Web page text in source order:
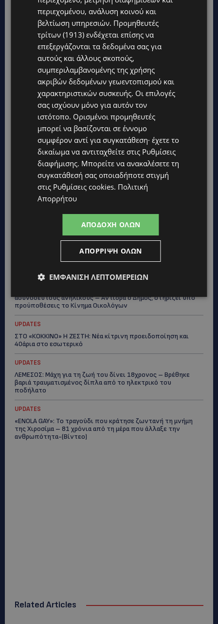
Topics
ΓΕΝΕΘΛΙΟΣ ΗΜΕΡΑ: Η ηλικία είναι μόνο ένας αριθμός – Οι
άνθρωποι και οι στιγμές είναι η πραγματική μας ιστορία
STORIES
ΕΛΕΝΑ ΑΝΤΩΝΙΑΔΟΥ: Αγώνας ζωής για τη 37χρονη μητέρα
τριών παιδιών – Έρανος για τη θεραπεία της στην Αγγλία
UPDATES
ΚΑΤΑΓΓΕΛΙΑ: Για άνδρα που φέρεται να παρενοχλούσε
γυναίκες στο Δασούδι – Σε εξέλιξη οι αστυνομικές έρευνες
ΛΕΥΚΩΣΙΑ: Γιατί ένας 16χρονος φέρεται να έβαλε φωτιά σε
UPDATES
ασυνόδευτους ανήλικους – Αντιδρά ο Δήμος, στηρίζει υπό
προϋποθέσεις το Κίνημα Οικολόγων
UPDATES
ΣΤΟ «ΚΟΚΚΙΝΟ» Η ΖΕΣΤΗ: Νέα κίτρινη προειδοποίηση και
40άρια στο εσωτερικό
UPDATES
ΛΕΜΕΣΟΣ: Μάχη για τη ζωή του δίνει 18χρονος – Βρέθηκε
βαριά τραυματισμένος δίπλα από το ηλεκτρικό του
ποδήλατο
UPDATES
«ENOLA GAY»: Το τραγούδι που κράτησε ζωντανή τη μνήμη
της Χιροσίμα – 81 χρόνια από τη μέρα που άλλαξε την
ανθρωπότητα-(Bίντεο)
Related Articles
περιεχομένου, ανάλυση κοινού και
βελτίωση υπηρεσιών. Προμηθευτές
τρίτων (1913) ενδέχεται επίσης να
επεξεργάζονται τα δεδομένα σας για
αυτούς και άλλους σκοπούς,
συμπεριλαμβανομένης της χρήσης
ακριβών δεδομένων γεωεντοπισμού και
χαρακτηριστικών συσκευής. Οι επιλογές
σας ισχύουν μόνο για αυτόν τον
ιστότοπο. Ορισμένοι προμηθευτές
μπορεί να βασίζονται σε έννομο
συμφέρον αντί για συγκατάθεση· έχετε το
δικαίωμα να αντιταχθείτε στις Ρυθμίσεις
διαφήμισης. Μπορείτε να ανακαλέσετε τη
συγκατάθεσή σας οποιαδήποτε στιγμή
στις Ρυθμίσεις cookies. Πολιτική
Απορρήτου
ΑΠΟΔΟΧΉ ΌΛΩΝ
ΑΠΌΡΡΙΨΗ ΌΛΩΝ
ΕΜΦΆΝΙΣΗ ΛΕΠΤΟΜΕΡΕΙΏΝ